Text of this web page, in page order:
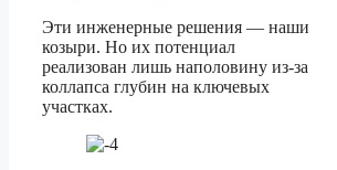
Эти инженерные решения — наши
козыри. Но их потенциал
реализован лишь наполовину из-за
коллапса глубин на ключевых
участках.